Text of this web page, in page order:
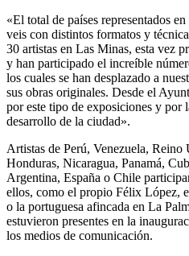
«El total de países representados
veis con distintos formatos y
30 artistas en Las Minas, esta vez
y han participado el increíble
los cuales se han desplazado a
sus obras originales. Desde el
por este tipo de exposiciones y por
desarrollo de la ciudad».
Artistas de Perú, Venezuela,
Honduras, Nicaragua, Panamá,
Argentina, España o Chile
ellos, como el propio Félix López,
o la portuguesa afincada en La
estuvieron presentes en la
los medios de comunicación.